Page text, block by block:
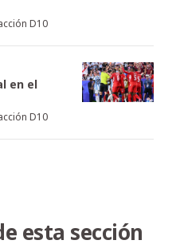
D10
en el
D10
esta sección